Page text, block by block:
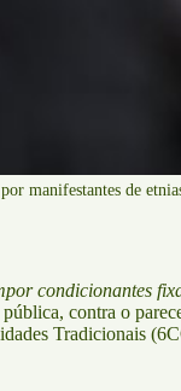
manifestantes de
condicionantes
contra o
Tradicionais